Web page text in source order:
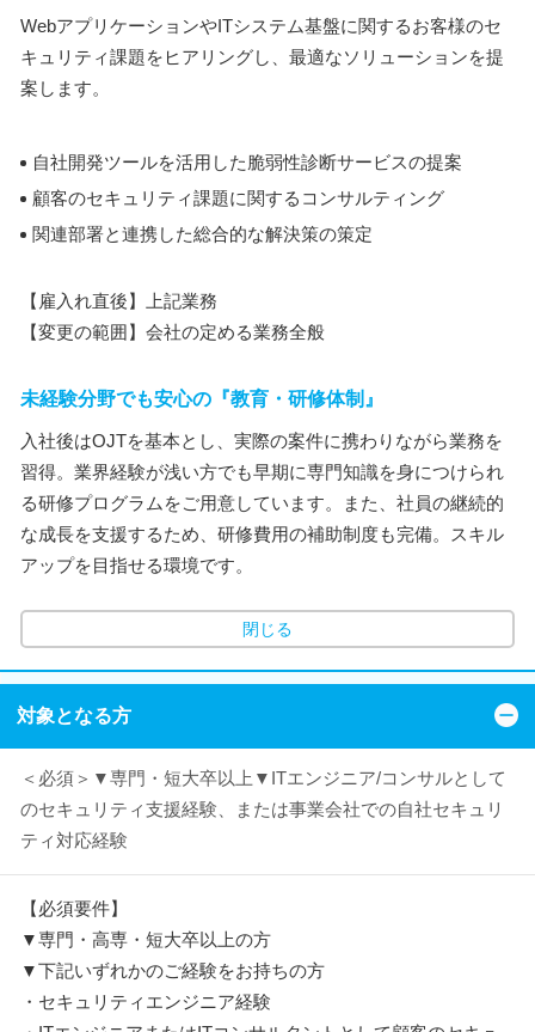
WebアプリケーションやITシステム基盤に関するお客様のセ
キュリティ課題をヒアリングし、最適なソリューションを提
案します。
自社開発ツールを活用した脆弱性診断サービスの提案
顧客のセキュリティ課題に関するコンサルティング
関連部署と連携した総合的な解決策の策定
【雇入れ直後】上記業務
【変更の範囲】会社の定める業務全般
未経験分野でも安心の『教育・研修体制』
入社後はOJTを基本とし、実際の案件に携わりながら業務を
習得。業界経験が浅い方でも早期に専門知識を身につけられ
る研修プログラムをご用意しています。また、社員の継続的
な成長を支援するため、研修費用の補助制度も完備。スキル
アップを目指せる環境です。
閉じる
対象となる方
＜必須＞▼専門・短大卒以上▼ITエンジニア/コンサルとして
のセキュリティ支援経験、または事業会社での自社セキュリ
ティ対応経験
【必須要件】
▼専門・高専・短大卒以上の方
▼下記いずれかのご経験をお持ちの方
・セキュリティエンジニア経験